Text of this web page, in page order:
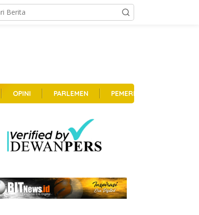
OPINI PARLEMEN PEMERINTAHAN